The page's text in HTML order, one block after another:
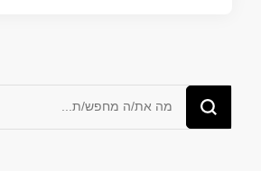
מחפש/ת
משהו?